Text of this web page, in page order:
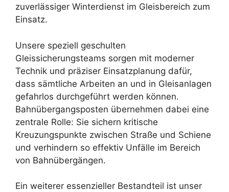
zuverlässiger Winterdienst im Gleisbereich zum
Einsatz.
Unsere speziell geschulten
Gleissicherungsteams sorgen mit moderner
Technik und präziser Einsatzplanung dafür,
dass sämtliche Arbeiten an und in Gleisanlagen
gefahrlos durchgeführt werden können.
Bahnübergangsposten übernehmen dabei eine
zentrale Rolle: Sie sichern kritische
Kreuzungspunkte zwischen Straße und Schiene
und verhindern so effektiv Unfälle im Bereich
von Bahnübergängen.
Ein weiterer essenzieller Bestandteil ist unser